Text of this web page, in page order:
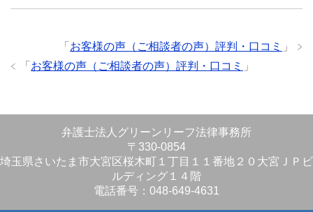
「 お客様の声（ご相談者の声）評判・口コミ
」
「 お客様の声（ご相談者の声）評判・口コミ 」
弁護士法人グリーンリーフ法律事務所
〒330-0854
埼玉県さいたま市大宮区桜木町１丁目１１番地２０大宮ＪＰビ
ルディング１４階
電話番号：048-649-4631